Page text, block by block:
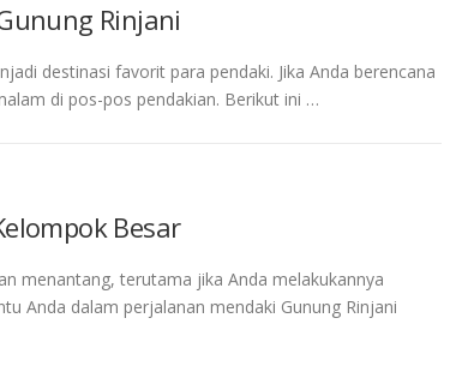
Rinjani
destinasi favorit para pendaki. Jika Anda berencana
di pos-pos pendakian. Berikut ini …
Besar
menantang, terutama jika Anda melakukannya
Anda dalam perjalanan mendaki Gunung Rinjani